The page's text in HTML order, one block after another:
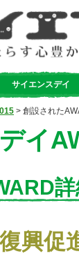
サイエンスデイ
> 創設された
イ
興促